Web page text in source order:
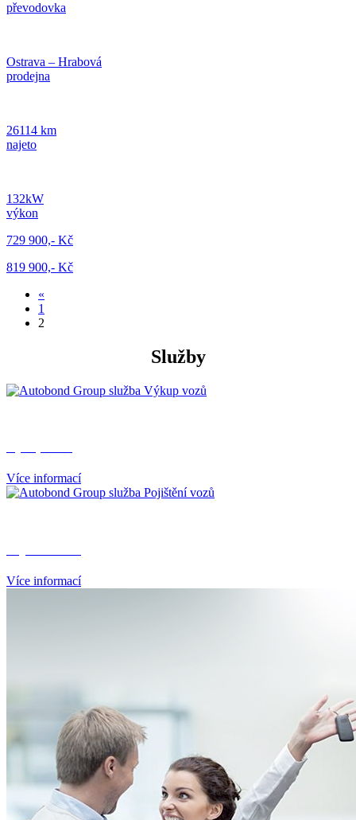
převodovka
Ostrava – Hrabová
prodejna
26114 km
najeto
132kW
výkon
729 900,- Kč
819 900,- Kč
«
1
2
Služby
Více informací
Více informací